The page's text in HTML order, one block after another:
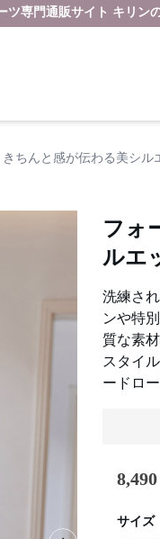
ツ専門通販サイト キリン
ちんと感が伝わる美シル
フォ
ルエ
洗練さ
ンや特
質な素
スタイ
ードロ
8,490
サイズ